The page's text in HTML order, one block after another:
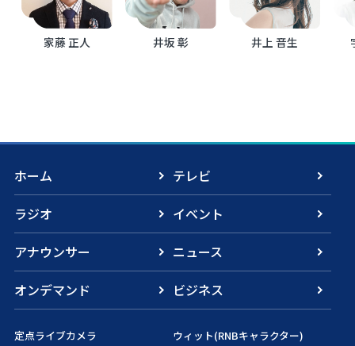
家藤 正人 井坂 彰 井上 音生
ホーム
テレビ
ラジオ
イベント
アナウンサー
ニュース
オンデマンド
ビジネス
定点ライブカメラ ウィット(RNBキャラクター)